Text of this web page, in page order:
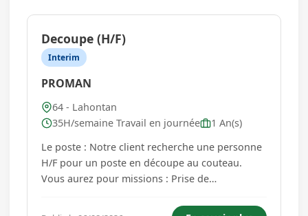
Decoupe (H/F)
Interim
PROMAN
64 - Lahontan
35H/semaine Travail en journée
1 An(s)
Le poste : Notre client recherche une personne
H/F pour un poste en découpe au couteau.
Vous aurez pour missions : Prise de
fabrication. Préparation des matières selon les